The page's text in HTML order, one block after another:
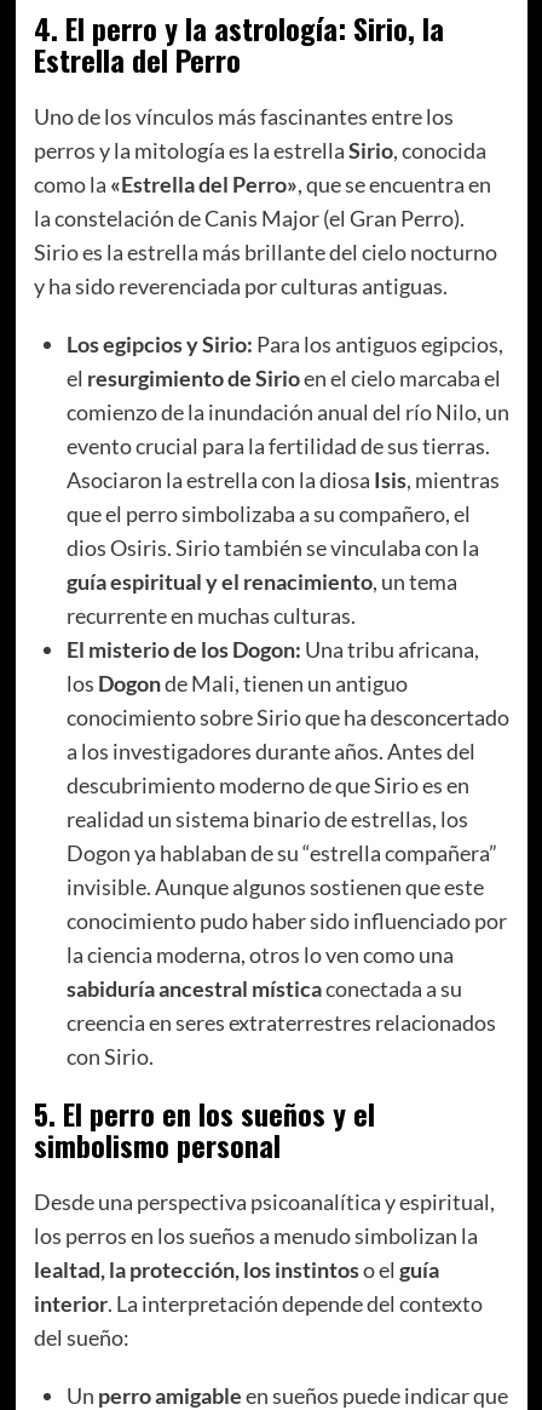
4. El perro y la astrología: Sirio, la
Estrella del Perro
Uno de los vínculos más fascinantes entre los
perros y la mitología es la estrellaSirio, conocida
como la «Estrella del Perro», que se encuentra en
la constelación de Canis Major (el Gran Perro).
Sirio es la estrella más brillante del cielo nocturno
y ha sido reverenciada por culturas antiguas.
Los egipcios y Sirio: Para los antiguos egipcios,
el resurgimiento de Sirioen el cielo marcaba el
comienzo de la inundación anual del río Nilo, un
evento crucial para la fertilidad de sus tierras.
Asociaron la estrella con la diosa Isis, mientras
que el perro simbolizaba a su compañero, el
dios Osiris. Sirio también se vinculaba con la
guía espiritual y el renacimiento, un tema
recurrente en muchas culturas.
El misterio de los Dogon: Una tribu africana,
los Dogonde Mali, tienen un antiguo
conocimiento sobre Sirio que ha desconcertado
a los investigadores durante años. Antes del
descubrimiento moderno de que Sirio es en
realidad un sistema binario de estrellas, los
Dogon ya hablaban de su “estrella compañera”
invisible. Aunque algunos sostienen que este
conocimiento pudo haber sido influenciado por
la ciencia moderna, otros lo ven como una
sabiduría ancestral místicaconectada a su
creencia en seres extraterrestres relacionados
con Sirio.
5. El perro en los sueños y el
simbolismo personal
Desde una perspectiva psicoanalítica y espiritual,
los perros en los sueños a menudo simbolizan la
lealtad, la protección, los instintoso el guía
interior. La interpretación depende del contexto
del sueño:
Un perro amigableen sueños puede indicar que